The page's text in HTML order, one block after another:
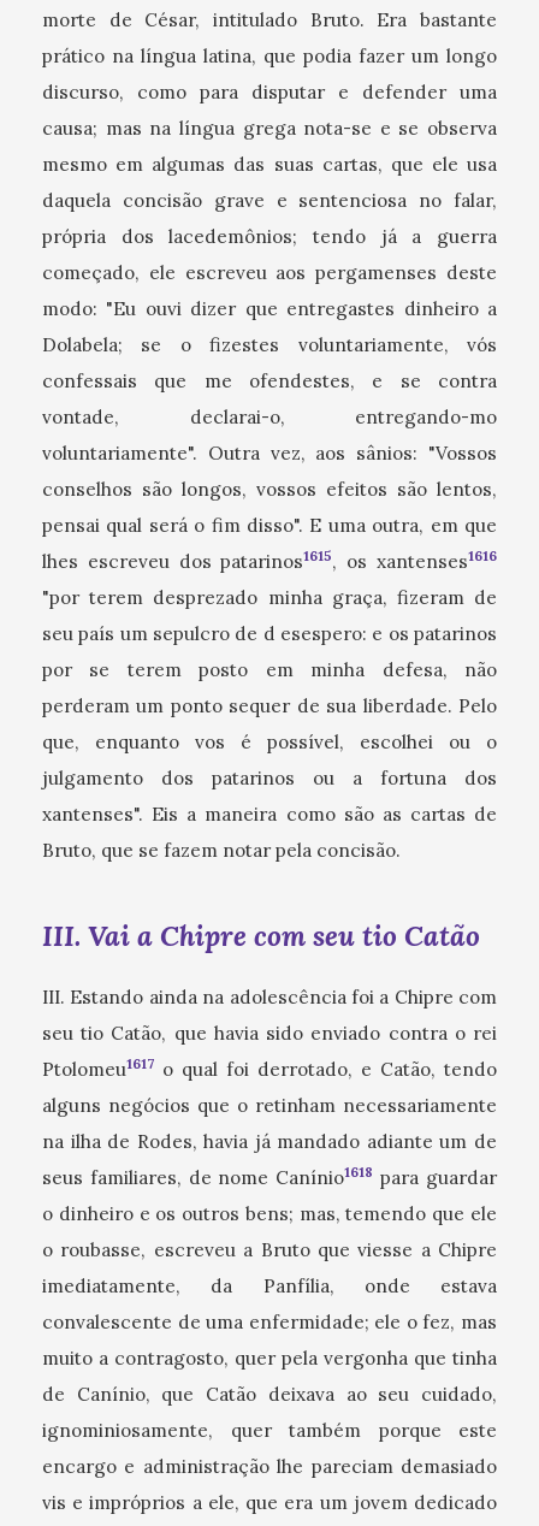
morte de César, intitulado Bruto. Era bastante
prático na língua latina, que podia fazer um longo
discurso, como para disputar e defender uma
causa; mas na língua grega nota-se e se observa
mesmo em algumas das suas cartas, que ele usa
daquela concisão grave e sentenciosa no falar,
própria dos lacedemônios; tendo já a guerra
começado, ele escreveu aos pergamenses deste
modo: "Eu ouvi dizer que entregastes dinheiro a
Dolabela; se o fizestes voluntariamente, vós
confessais que me ofendestes, e se contra
vontade, declarai-o, entregando-mo
voluntariamente". Outra vez, aos sânios: "Vossos
conselhos são longos, vossos efeitos são lentos,
pensai qual será o fim disso". E uma outra, em que
lhes escreveu dos patarinos1615, os xantenses1616
"por terem desprezado minha graça, fizeram de
seu país um sepulcro de d esespero: e os patarinos
por se terem posto em minha defesa, não
perderam um ponto sequer de sua liberdade. Pelo
que, enquanto vos é possível, escolhei ou o
julgamento dos patarinos ou a fortuna dos
xantenses". Eis a maneira como são as cartas de
Bruto, que se fazem notar pela concisão.
III. Vai a Chipre com seu tio Catão
III. Estando ainda na adolescência foi a Chipre com
seu tio Catão, que havia sido enviado contra o rei
Ptolomeu1617 o qual foi derrotado, e Catão, tendo
alguns negócios que o retinham necessariamente
na ilha de Rodes, havia já mandado adiante um de
seus familiares, de nome Canínio1618 para guardar
o dinheiro e os outros bens; mas, temendo que ele
o roubasse, escreveu a Bruto que viesse a Chipre
imediatamente, da Panfília, onde estava
convalescente de uma enfermidade; ele o fez, mas
muito a contragosto, quer pela vergonha que tinha
de Canínio, que Catão deixava ao seu cuidado,
ignominiosamente, quer também porque este
encargo e administração lhe pareciam demasiado
vis e impróprios a ele, que era um jovem dedicado